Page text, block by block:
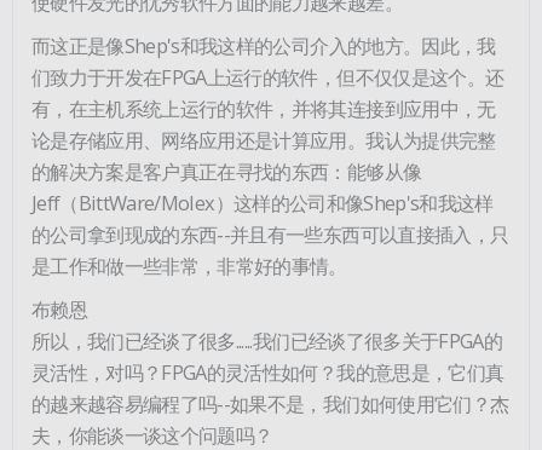
而这正是像Shep's和我这样的公司介入的地方。因此，我
们致力于开发在FPGA上运行的软件，但不仅仅是这个。还
有，在主机系统上运行的软件，并将其连接到应用中，无
论是存储应用、网络应用还是计算应用。我认为提供完整
的解决方案是客户真正在寻找的东西：能够从像
Jeff（BittWare/Molex）这样的公司和像Shep's和我这样
的公司拿到现成的东西--并且有一些东西可以直接插入，只
是工作和做一些非常，非常好的事情。
布赖恩
所以，我们已经谈了很多......我们已经谈了很多关于FPGA的
灵活性，对吗？FPGA的灵活性如何？我的意思是，它们真
的越来越容易编程了吗--如果不是，我们如何使用它们？杰
夫，你能谈一谈这个问题吗？